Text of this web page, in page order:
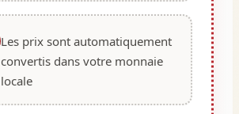
Les prix sont automatiquement
convertis dans votre monnaie
locale